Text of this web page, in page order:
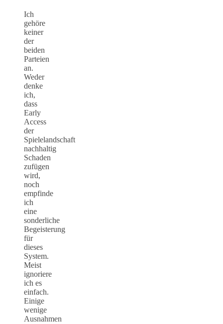
Ich
gehöre
keiner
der
beiden
Parteien
an.
Weder
denke
ich,
dass
Early
Access
der
Spielelandschaft
nachhaltig
Schaden
zufügen
wird,
noch
empfinde
ich
eine
sonderliche
Begeisterung
für
dieses
System.
Meist
ignoriere
ich es
einfach.
Einige
wenige
Ausnahmen